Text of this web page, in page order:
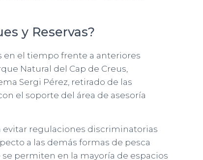
y Reservas?
en el tiempo frente a anteriores
Natural del Cap de Creus,
Sergi Pérez, retirado de las
el soporte del área de asesoría
evitar regulaciones discriminatorias
a las demás formas de pesca
permiten en la mayoría de espacios